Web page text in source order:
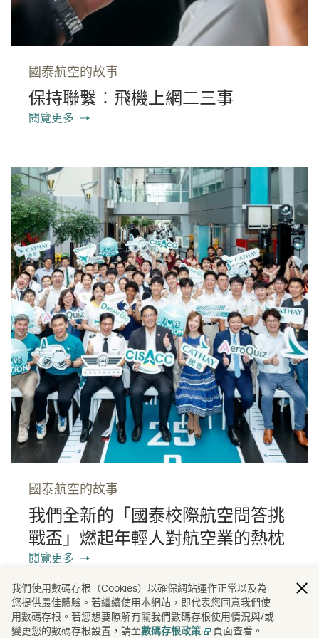
國泰航空的故事
保持聯繫︰飛機上網二三事
閱覽更多
國泰航空的故事
我們全新的「國泰校際航空問答挑
戰盃」燃起年輕人對航空業的熱枕
閱覽更多
國泰航空的故事 / 航空
我們使用數碼存根（Cookies）以確保網站運作正常以及為
您提供最佳體驗。若繼續使用本網站，即代表您同意我們使
用數碼存根。若您想要瞭解有關我們數碼存根使用情況與/或
變更您的數碼存根設置，請至數碼存根政策 頁面查看。